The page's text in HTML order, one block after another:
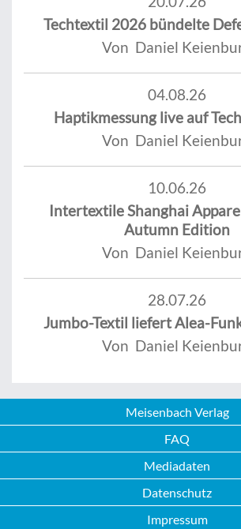
Techtextil 2026 bündelte
Von Daniel
04.08.26
Haptikmessung live auf
Von Daniel
10.06.26
Intertextile Shanghai
Autumn Edition
Von Daniel
28.07.26
Jumbo-Textil liefert Alea-
Von Daniel
Meisenbach Verlag
FAQ
Mediadaten
Datenschutz
Impressum